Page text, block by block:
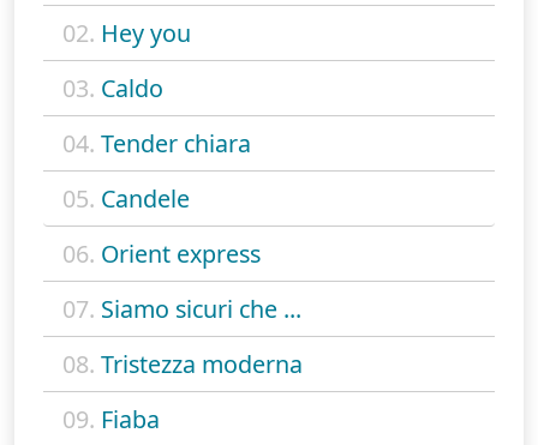
02. Hey you
03. Caldo
04. Tender chiara
05. Candele
06. Orient express
07. Siamo sicuri che ...
08. Tristezza moderna
09. Fiaba